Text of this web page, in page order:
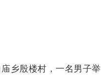
乡殷楼村，一名男子举